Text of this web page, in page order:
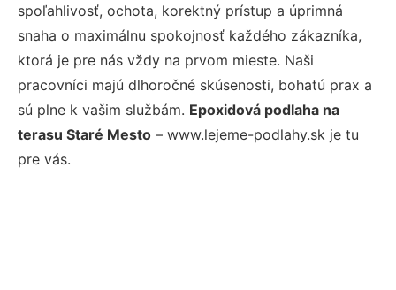
spoľahlivosť, ochota, korektný prístup a úprimná
snaha o maximálnu spokojnosť každého zákazníka,
ktorá je pre nás vždy na prvom mieste. Naši
pracovníci majú dlhoročné skúsenosti, bohatú prax a
sú plne k vašim službám. Epoxidová podlaha na
terasu Staré Mesto – www.lejeme-podlahy.sk je tu
pre vás.